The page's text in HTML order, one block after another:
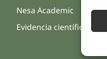
Nesa Academic
Evidencia científica